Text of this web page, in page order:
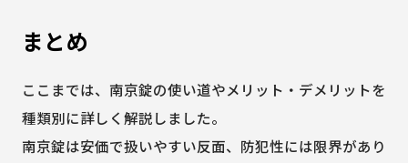
まとめ
ここまでは、南京錠の使い道やメリット・デメリットを
種類別に詳しく解説しました。
南京錠は安価で扱いやすい反面、防犯性には限界があり